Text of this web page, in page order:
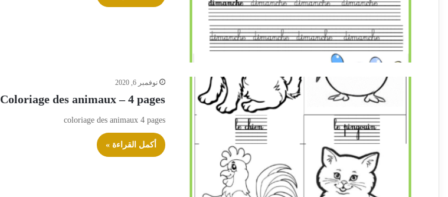
نوفمبر 6, 2020
Coloriage des animaux – 4 pages
coloriage des animaux 4 pages
أكمل القراءة »